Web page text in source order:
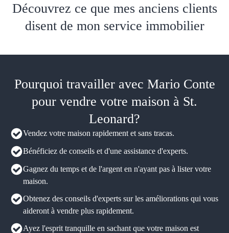
Découvrez ce que mes anciens clients
disent de mon service immobilier
Pourquoi travailler avec Mario Conte
pour vendre votre maison à St.
Leonard?
Vendez votre maison rapidement et sans tracas.
Bénéficiez de conseils et d'une assistance d'experts.
Gagnez du temps et de l'argent en n'ayant pas à lister votre
maison.
Obtenez des conseils d'experts sur les améliorations qui vous
aideront à vendre plus rapidement.
Ayez l'esprit tranquille en sachant que votre maison est